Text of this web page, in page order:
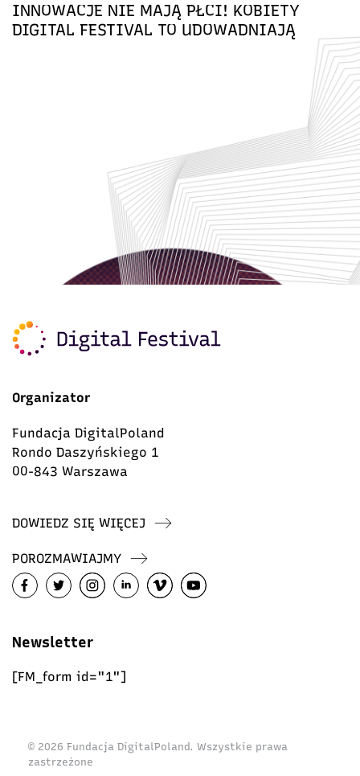
INNOWACJE NIE MAJĄ PŁCI! KOBIETY
DIGITAL FESTIVAL TO UDOWADNIAJĄ
Organizator
Fundacja DigitalPoland
Rondo Daszyńskiego 1
00-843 Warszawa
DOWIEDZ SIĘ WIĘCEJ
POROZMAWIAJMY
Newsletter
[FM_form id="1"]
© 2026 Fundacja DigitalPoland. Wszystkie prawa
zastrzeżone